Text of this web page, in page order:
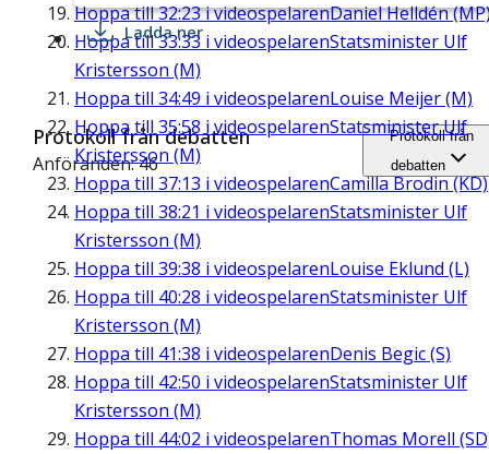
Hoppa till32:23i videospelarenDaniel Helldén
Hoppa till33:33 i videospelarenStatsminister Ulf
Kristersson (M)
Hoppa till 34:49 i videospelarenLouise Meijer (M)
Hoppa till 35:58 i videospelarenStatsminister Ulf
Kristersson (M)
Hoppa till 37:13 i videospelarenCamilla Brodin (KD)
Hoppa till 38:21 i videospelarenStatsminister Ulf
Kristersson (M)
Hoppa till 39:38 i videospelarenLouise Eklund (L)
Hoppa till 40:28 i videospelarenStatsminister Ulf
Kristersson (M)
Hoppa till 41:38 i videospelarenDenis Begic (S)
Hoppa till 42:50 i videospelarenStatsminister Ulf
Kristersson (M)
Hoppa till 44:02 i videospelarenThomas Morell
Ladda ner
Protokoll från debatten
Anföranden: 46
Protokoll från
debatten